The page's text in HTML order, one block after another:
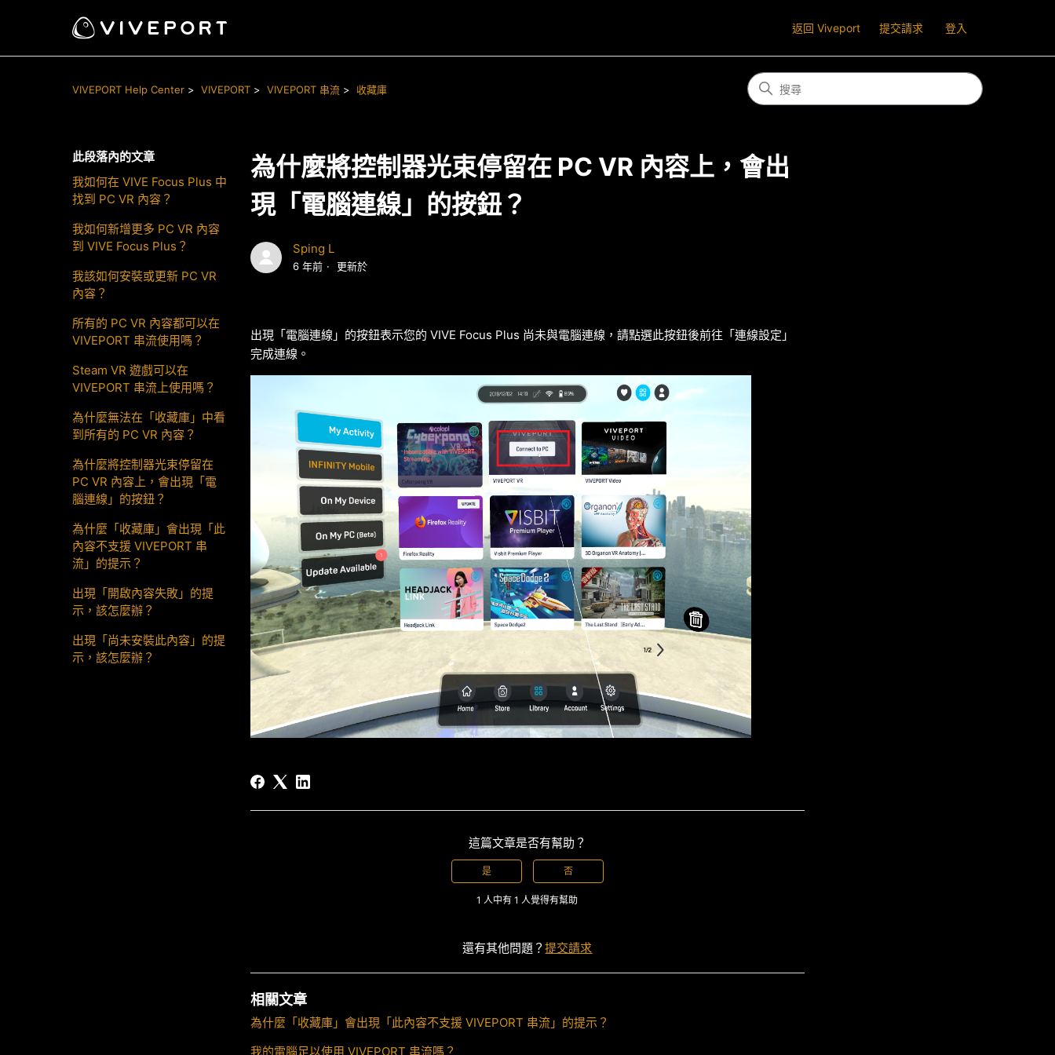
返回 Viveport 提交請求 登入
VIVEPORT Help Center VIVEPORT VIVEPORT 串流 收藏庫
此段落內的文章
我如何在 VIVE Focus Plus 中
找到 PC VR 內容？
我如何新增更多 PC VR 內容
到 VIVE Focus Plus？
我該如何安裝或更新 PC VR
內容？
所有的 PC VR 內容都可以在
VIVEPORT 串流使用嗎？
Steam VR 遊戲可以在
VIVEPORT 串流上使用嗎？
為什麼無法在「收藏庫」中看
到所有的 PC VR 內容？
為什麼將控制器光束停留在
PC VR 內容上，會出現「電
腦連線」的按鈕？
為什麼「收藏庫」會出現「此
內容不支援 VIVEPORT 串
流」的提示？
出現「開啟內容失敗」的提
示，該怎麼辦？
出現「尚未安裝此內容」的提
示，該怎麼辦？
為什麼將控制器光束停留在 PC VR 內容上，會出
現「電腦連線」的按鈕？
Sping L
6 年前 更新於
出現「電腦連線」的按鈕表示您的 VIVE Focus Plus 尚未與電腦連線，請點選此按鈕後前往「連線設定」
完成連線。
這篇文章是否有幫助？
是 否
1 人中有 1 人覺得有幫助
還有其他問題？提交請求
相關文章
為什麼「收藏庫」會出現「此內容不支援 VIVEPORT 串流」的提示？
我的電腦足以使用 VIVEPORT 串流嗎？